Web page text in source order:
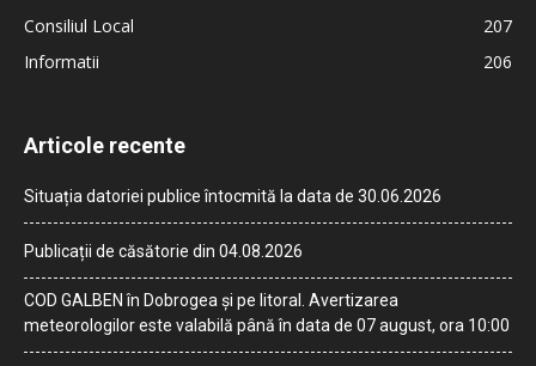
Consiliul Local
207
Informatii
206
Articole recente
Situația datoriei publice întocmită la data de 30.06.2026
Publicații de căsătorie din 04.08.2026
COD GALBEN în Dobrogea și pe litoral. Avertizarea
meteorologilor este valabilă până în data de 07 august, ora 10:00